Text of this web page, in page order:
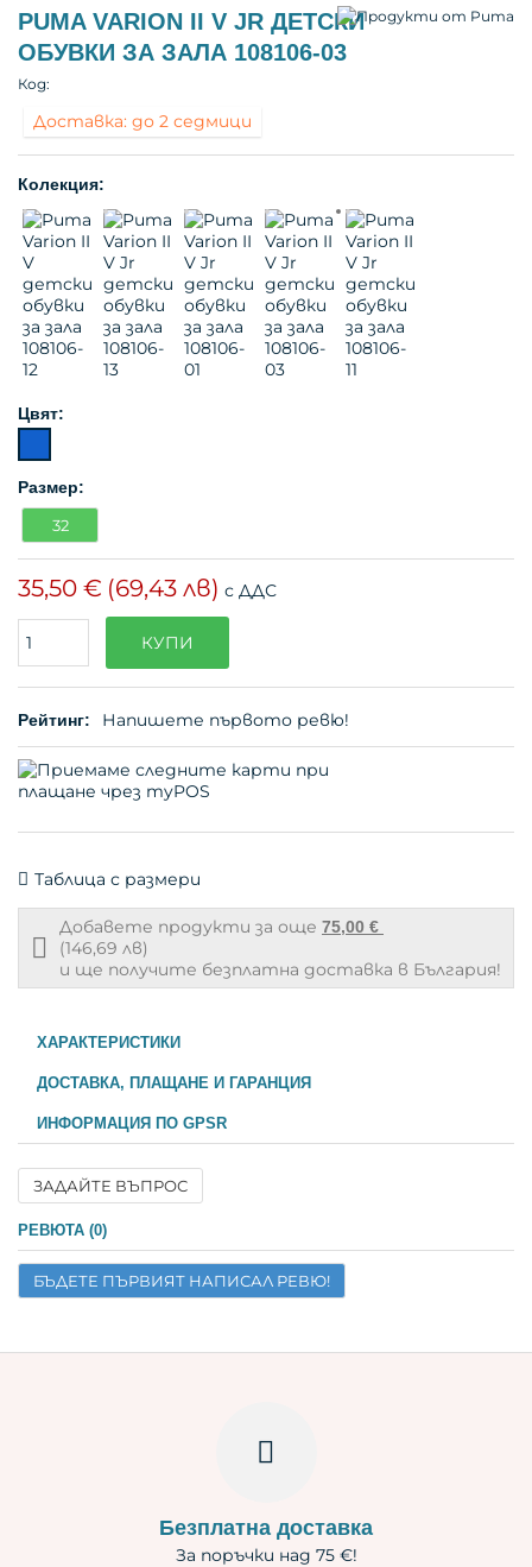
PUMA VARION II V JR ДЕТСКИ
ОБУВКИ ЗА ЗАЛА 108106-03
Код:
Доставка: до 2 седмици
Колекция:
Цвят:
Размер:
32
35,50 € (69,43 лв) с ДДС
Поръчайте
(бр.)
КУПИ
Рейтинг: Напишете първото ревю!
Таблица с размери
Free
shipping
Добавете продукти за още 75,00 €
(146,69 лв)
и ще получите безплатна доставка в България!
ХАРАКТЕРИСТИКИ
ДОСТАВКА, ПЛАЩАНЕ И ГАРАНЦИЯ
ИНФОРМАЦИЯ ПО GPSR
ЗАДАЙТЕ ВЪПРОС
Име
Имейл
РЕВЮТА (0)
БЪДЕТЕ ПЪРВИЯТ НАПИСАЛ РЕВЮ!
Безплатна доставка
За поръчки над 75 €!